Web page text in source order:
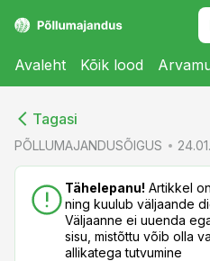
Avaleht Kõik lood
Tagasi
PÕLLUMAJANDUSÕIGUS
Tähelepanu! Artikkel
ning kuulub väljaande
Väljaanne ei uuenda
sisu, mistõttu võib olla
allikatega tutvumine